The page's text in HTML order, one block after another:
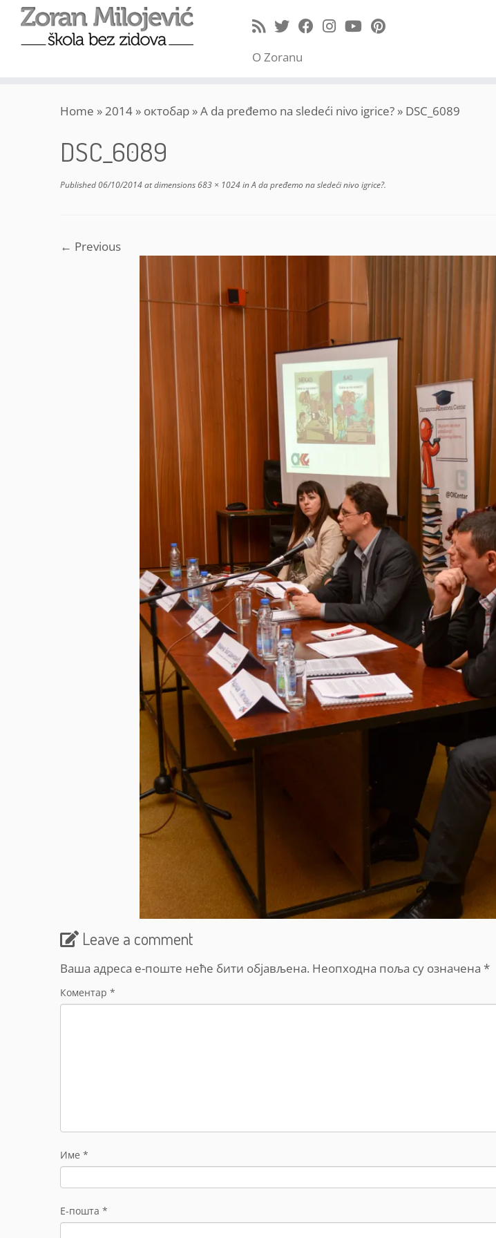
O Zoranu
Home »2014 » октобар »A da pređemo na sledeći nivo igrice? » DSC_6089
DSC_6089
Published06/10/2014at dimensions683 × 1024inA da pređemo na sledeći nivo igrice?.
← Previous
Leave a comment
Ваша адреса е-поште неће бити објављена. Неопходна поља су означена *
Коментар *
Име *
Е-пошта *